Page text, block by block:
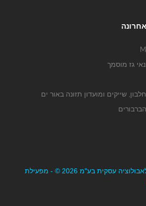
גז מוסמך
שייקים ומועדון תזונה באור ים
כל הזכויות שמורות לאבולוציה עסקית בע"מ 2026 © - מפעילת